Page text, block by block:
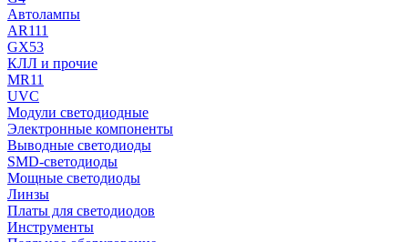
Автолампы
AR111
GX53
КЛЛ и прочие
MR11
UVC
Модули светодиодные
Электронные компоненты
Выводные светодиоды
SMD-светодиоды
Мощные светодиоды
Линзы
Платы для светодиодов
Инструменты